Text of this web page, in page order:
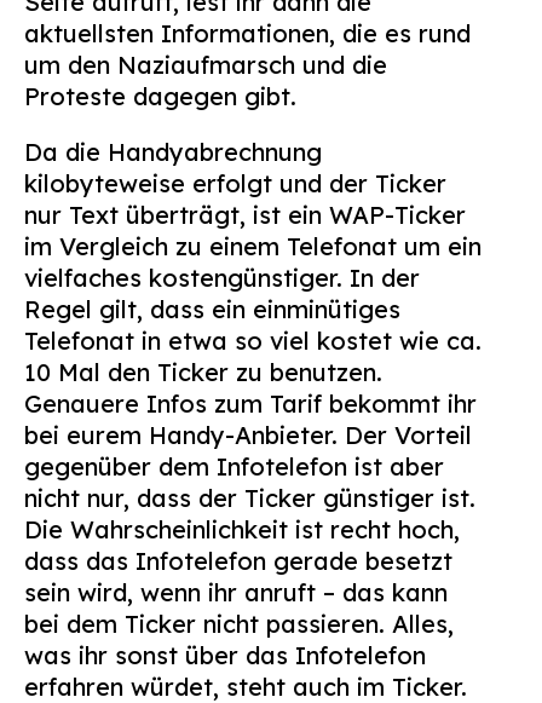
aktuellsten Informationen, die es rund
um den Naziaufmarsch und die
Proteste dagegen gibt.
Da die Handyabrechnung
kilobyteweise erfolgt und der Ticker
nur Text überträgt, ist ein WAP-Ticker
im Vergleich zu einem Telefonat um ein
vielfaches kostengünstiger. In der
Regel gilt, dass ein einminütiges
Telefonat in etwa so viel kostet wie ca.
10 Mal den Ticker zu benutzen.
Genauere Infos zum Tarif bekommt ihr
bei eurem Handy-Anbieter. Der Vorteil
gegenüber dem Infotelefon ist aber
nicht nur, dass der Ticker günstiger ist.
Die Wahrscheinlichkeit ist recht hoch,
dass das Infotelefon gerade besetzt
sein wird, wenn ihr anruft – das kann
bei dem Ticker nicht passieren. Alles,
was ihr sonst über das Infotelefon
erfahren würdet, steht auch im Ticker.